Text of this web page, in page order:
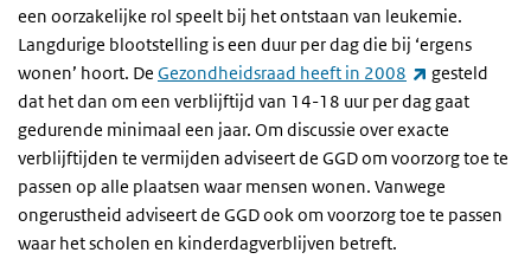
een oorzakelijke rol speelt bij het ontstaan van leukemie.
Langdurige blootstelling is een duur per dag die bij ‘ergens
wonen’ hoort. De Gezondheidsraad heeft in 2008 (externe
gesteld
dat het dan om een verblijftijd van 14-18 uur per dag gaat
gedurende minimaal een jaar. Om discussie over exacte
verblijftijden te vermijden adviseert de GGD om voorzorg toe te
passen op alle plaatsen waar mensen wonen. Vanwege
ongerustheid adviseert de GGD ook om voorzorg toe te passen
waar het scholen en kinderdagverblijven betreft.